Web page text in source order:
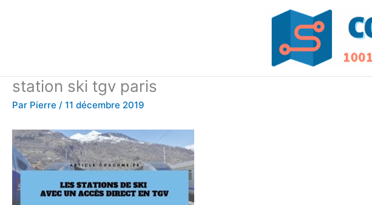
station ski tgv paris
Par Pierre / 11 décembre 2019